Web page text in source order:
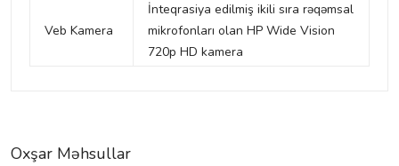
Veb Kamera
İnteqrasiya edilmiş ikili sıra rəqəmsal
mikrofonları olan HP Wide Vision
720p HD kamera
Oxşar Məhsullar